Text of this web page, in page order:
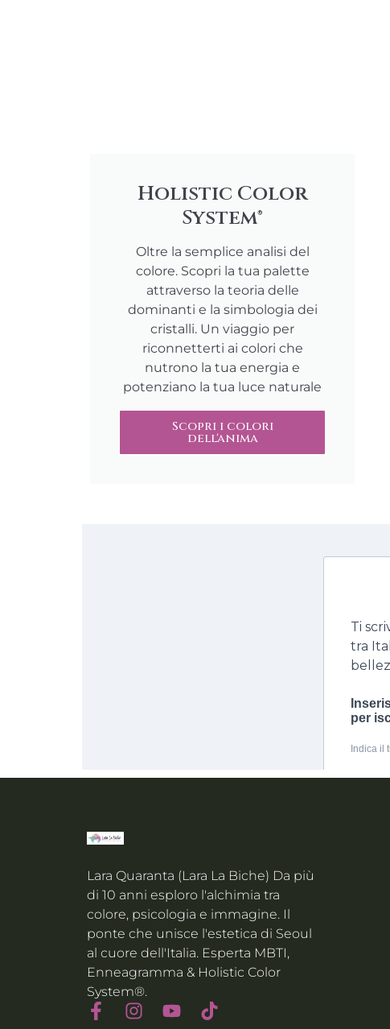
Holistic Color
System®
Oltre la semplice analisi del
colore. Scopri la tua palette
attraverso la teoria delle
dominanti e la simbologia dei
cristalli. Un viaggio per
riconnetterti ai colori che
nutrono la tua energia e
potenziano la tua luce naturale
Scopri i colori
dell'anima
Lara Quaranta (Lara La Biche) Da più
di 10 anni esploro l'alchimia tra
colore, psicologia e immagine. Il
ponte che unisce l'estetica di Seoul
al cuore dell'Italia. Esperta MBTI,
Enneagramma & Holistic Color
System®.